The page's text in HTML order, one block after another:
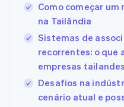
Como começar
na Tailândia
Sistemas de
recorrentes: o que
empresas
Desafios na
cenário atual e